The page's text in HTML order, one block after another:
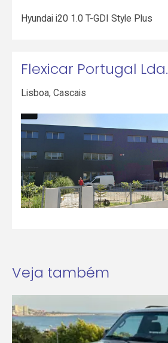
Hyundai i20 1.0 T-GDI Style Plus
Flexicar Portugal Lda.
Lisboa,Cascais
Veja também